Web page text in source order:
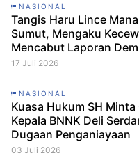
NASIONAL
Tangis Haru Lince
Sumut, Mengaku
Mencabut Laporan
Dibebaskan
17 Juli 2026
NASIONAL
Kuasa Hukum SH
Kepala BNNK Deli
Dugaan Penganiayaan
03 Juli 2026